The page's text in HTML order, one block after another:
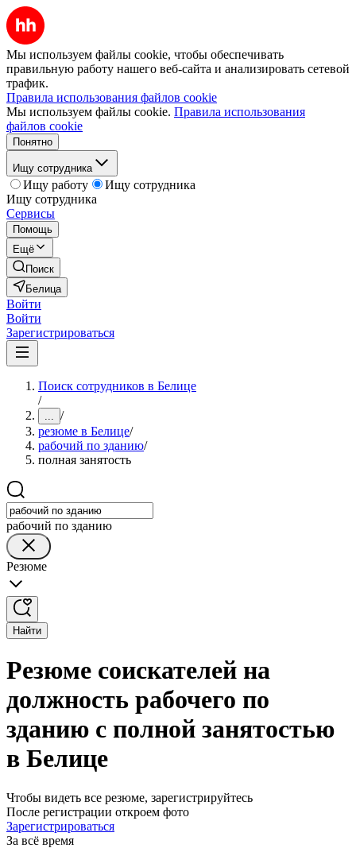
Мы используем файлы cookie, чтобы обеспечивать
правильную работу нашего веб-сайта и анализировать сетевой
трафик.
Правила использования файлов cookie
Мы используем файлы cookie. Правила использования
файлов cookie
Понятно
Ищу сотрудника
Ищу работу
Ищу сотрудника
Ищу сотрудника
Сервисы
Помощь
Ещё
Поиск
Белица
Войти
Войти
Зарегистрироваться
Поиск сотрудников в Белице
/
... /
резюме в Белице/
рабочий по зданию/
полная занятость
рабочий по зданию
Резюме
Найти
Резюме соискателей на
должность рабочего по
зданию с полной занятостью
в Белице
Чтобы видеть все резюме, зарегистрируйтесь
После регистрации откроем фото
Зарегистрироваться
За всё время